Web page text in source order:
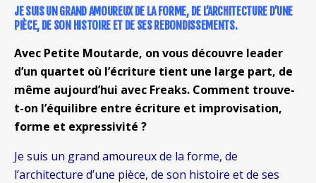
JE SUIS UN GRAND AMOUREUX DE LA FORME, DE L’ARCHITECTURE D’UNE
PIÈCE, DE SON HISTOIRE ET DE SES REBONDISSEMENTS.
Avec Petite Moutarde, on vous découvre leader
d’un quartet où l’écriture tient une large part, de
même aujourd’hui avec Freaks. Comment trouve-
t-on l’équilibre entre écriture et improvisation,
forme et expressivité ?
Je suis un grand amoureux de la forme, de
l’architecture d’une pièce, de son histoire et de ses